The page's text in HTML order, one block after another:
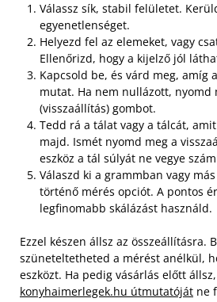
Válassz sík, stabil felületet.
egyenetlenséget.
Helyezd fel az elemeket, vagy
Ellenőrizd, hogy a kijelző jól
Kapcsold be, és várd meg, amíg
mutat. Ha nem nullázott, nyomd
(visszaállítás) gombot.
Tedd rá a tálat vagy a tálcát,
majd. Ismét nyomd meg a
eszköz a tál súlyát ne vegye
Válaszd ki a grammban vagy
történő mérés opciót. A pontos
legfinomabb skálázást használd.
Ezzel készen állsz az összeállításra.
szüneteltetheted a mérést anélkül,
eszközt. Ha pedig vásárlás előtt
konyhaimerlegek.hu útmutatóját ne